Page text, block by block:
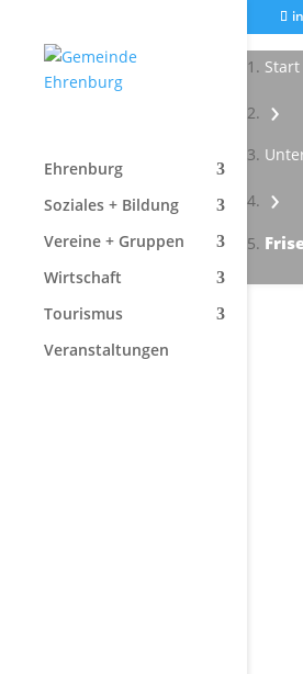
Ehrenburg
Soziales + Bildung
Vereine + Gruppen
Wirtschaft
Tourismus
Veranstaltungen
Start
›
›